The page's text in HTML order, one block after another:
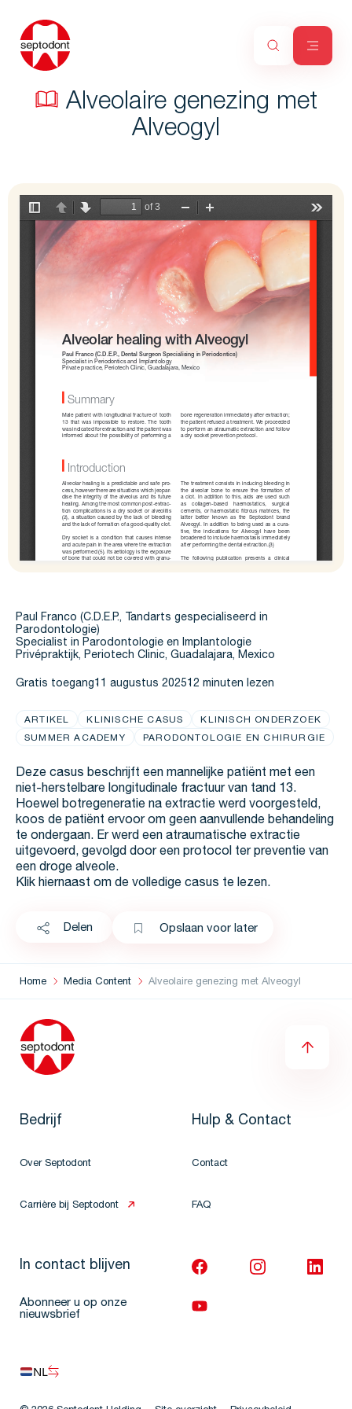
Alveolaire genezing met
Alveogyl
Paul Franco (C.D.E.P., Tandarts gespecialiseerd in
Parodontologie)
Specialist in Parodontologie en Implantologie
Privépraktijk, Periotech Clinic, Guadalajara, Mexico
Gratis toegang11 augustus 202512 minuten lezen
ARTIKEL KLINISCHE CASUS
KLINISCH ONDERZOEK
SUMMER ACADEMY
PARODONTOLOGIE EN CHIRURGIE
Deze casus beschrijft een mannelijke patiënt met een
niet-herstelbare longitudinale fractuur van tand 13.
Hoewel botregeneratie na extractie werd voorgesteld,
koos de patiënt ervoor om geen aanvullende behandeling
te ondergaan. Er werd een atraumatische extractie
uitgevoerd, gevolgd door een protocol ter preventie van
een droge alveole.
Klik hiernaast om de volledige casus te lezen.
Delen Opslaan voor later
Home Media Content Alveolaire genezing met Alveogyl
Bedrijf
Over Septodont
Carrière bij Septodont
Hulp & Contact
Contact
FAQ
In contact blijven
Abonneer u op onze
nieuwsbrief
NL